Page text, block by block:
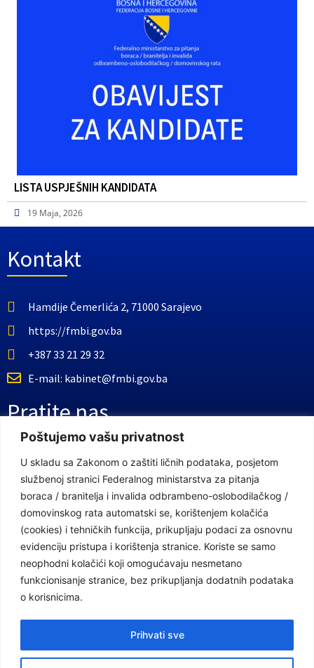
Poštujemo vašu privatnost
U skladu sa Zakonom o zaštiti ličnih podataka, posjetom
službenoj stranici Federalnog ministarstva za pitanja
boraca / branitelja i invalida odbrambeno-oslobodilačkog /
domovinskog rata automatski se, korištenjem kolačića
(cookies) i tehničkih funkcija, prikupljaju podaci za osnovnu
evidenciju pristupa i korištenja stranice. Koriste se samo
neophodni kolačići koji omogućavaju nesmetano
funkcionisanje stranice, bez prikupljanja dodatnih podataka
o korisnicima.
Prihvati sve
LISTA USPJEŠNIH KANDIDATA
19 Maja, 2026
Kontakt
Hamdije Čemerlića 2, 71000 Sarajevo
https://fmbi.gov.ba
+387 33 21 29 32
E-mail: kabinet@fmbi.gov.ba
Pratite nas
Facebook Stranica
Youtube Kanal
Linkovi
Vlada Federacije Bosne i Hercegovine
Federalno ministarstvo finansija
Federalno ministarstvo rada i socijalne politike